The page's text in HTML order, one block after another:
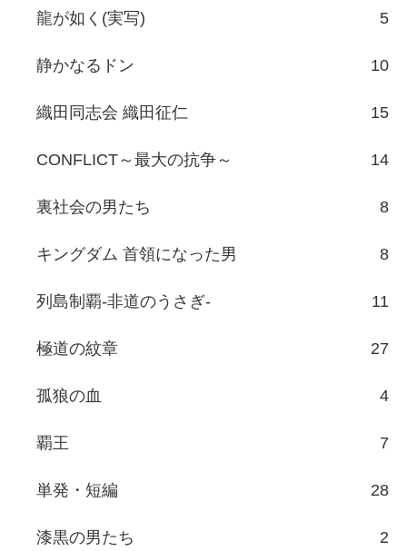
龍が如く(実写) 5
静かなるドン 10
織田同志会 織田征仁 15
CONFLICT～最大の抗争～ 14
裏社会の男たち 8
キングダム 首領になった男 8
列島制覇-非道のうさぎ- 11
極道の紋章 27
孤狼の血 4
覇王 7
単発・短編 28
漆黒の男たち 2